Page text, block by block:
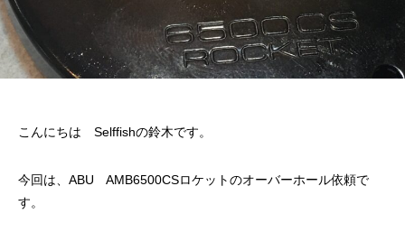
セルフメンテナンス用品
セルフメンテナンス用品（Selffishオリジナル）
ラインを巻き込むときの工夫
シマノ スピニング
こんにちは Selffishの鈴木です。
今回は、ABU AMB6500CSロケットのオーバーホール依頼で
す。